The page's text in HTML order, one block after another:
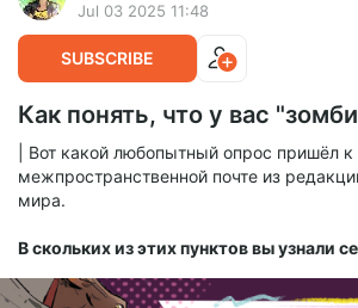
Jul 03 2025 11:48
SUBSCRIBE
Как понять, что у вас
| Вот какой любопытный опрос пришёл
межпространственной почте из
мира.
В скольких из этих пунктов вы узнали